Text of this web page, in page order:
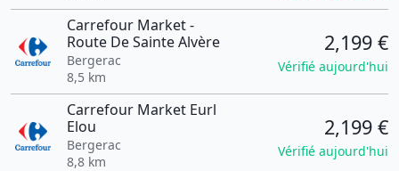
Carrefour Market -
Route De Sainte Alvère
Bergerac
8,5 km
2,199 €
Vérifié aujourd'hui
Carrefour Market Eurl
Elou
Bergerac
8,8 km
2,199 €
Vérifié aujourd'hui